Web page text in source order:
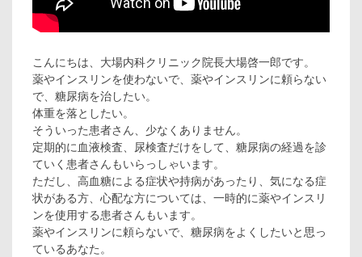
こんにちは、大場内科クリニック院長大場啓一郎です。
薬やインスリンを使わないで、薬やインスリンに頼らない
で、糖尿病を治したい。
体重を落としたい。
そういった患者さん、少なくありません。
定期的に血液検査、尿検査だけをして、糖尿病の経過を診
ていく患者さんもいらっしゃいます。
ただし、高血糖による症状や持病があったり、気になる症
状がある方、心配な方については、一時的に薬やインスリ
ンを使用する患者さんもいます。
薬やインスリンに頼らないで、糖尿病をよくしたいと思っ
ているあなた。